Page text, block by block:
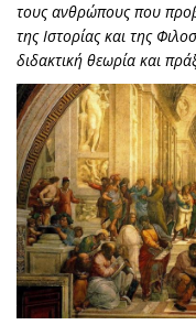
τους ανθρώπους που
της Ιστορίας και της
διδακτική θεωρία και